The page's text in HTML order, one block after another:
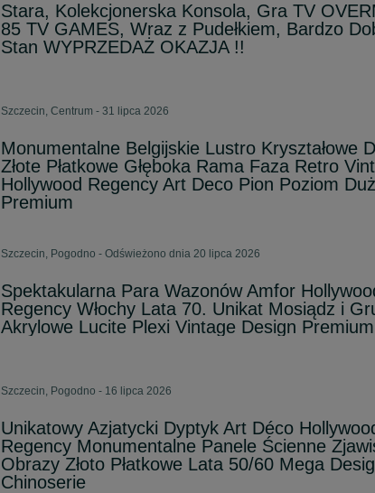
Stara, Kolekcjonerska Konsola, Gra TV
85 TV GAMES, Wraz z Pudełkiem, Bardzo
Stan WYPRZEDAŻ OKAZJA !!
Szczecin, Centrum - 31 lipca 2026
Monumentalne Belgijskie Lustro Kryształowe
Złote Płatkowe Głęboka Rama Faza Retro
Hollywood Regency Art Deco Pion Poziom
Premium
Szczecin, Pogodno - Odświeżono dnia 20 lipca 2026
Spektakularna Para Wazonów Amfor
Regency Włochy Lata 70. Unikat Mosiądz i
Akrylowe Lucite Plexi Vintage Design
Szczecin, Pogodno - 16 lipca 2026
Unikatowy Azjatycki Dyptyk Art Déco
Regency Monumentalne Panele Ścienne
Obrazy Złoto Płatkowe Lata 50/60 Mega
Chinoserie